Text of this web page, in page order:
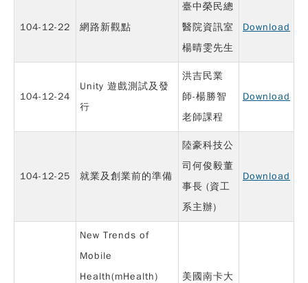
104-12-22 網路新觀點
臺中榮民總
醫院資訊室
楊晴雯先生
Download
104-12-24
Unity 遊戲測試及發
行
洪吉民業
師-楊勝智
老師課程
Download
104-12-25 就業及創業前的準備
陸豪科技公
司何俊毅董
事長 (資工
系主辦)
Download
New Trends of
Mobile
Health(mHealth)
美國南卡大